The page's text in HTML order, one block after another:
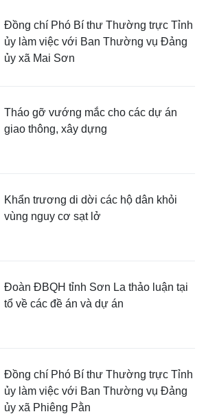
Đồng chí Phó Bí thư Thường trực Tỉnh
ủy làm việc với Ban Thường vụ Đảng
ủy xã Mai Sơn
Tháo gỡ vướng mắc cho các dự án
giao thông, xây dựng
Khẩn trương di dời các hộ dân khỏi
vùng nguy cơ sạt lở
Đoàn ĐBQH tỉnh Sơn La thảo luận tại
tổ về các đề án và dự án
Đồng chí Phó Bí thư Thường trực Tỉnh
ủy làm việc với Ban Thường vụ Đảng
ủy xã Phiêng Pằn